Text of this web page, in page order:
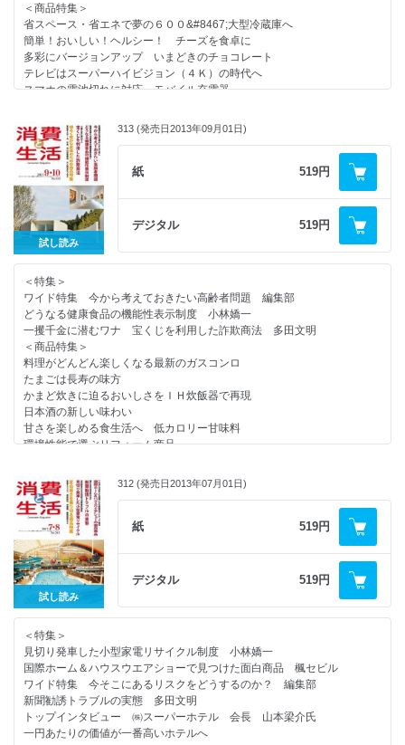
心理学の西田教授が講演／消費者志向経営トップセミナー／
＜話題＞
日本の伝統を次の代へ語り継いでいく鏡餅
住宅めぐり エネルギーの自給自足がうれしい住宅（セキスイハイム）
住宅塗装から飛躍するＧＡＩＮＡ 日進産業・石子社長インタビュー
ミセスのＣＡＲ研究 自動車事故ゼロを目指して （富士重工業）
消費者関連２０１４カレンダー
ｃｉｎｅｍａ １月・２月公開の作品
ＢＯＯＫＳＴＡＬＬ
処分業者の手口を知る
読者の広場
羅針盤・編集後記
＜商品特集＞
省スペース・省エネで夢の６００&#8467;大型冷蔵庫へ
簡単！おいしい！ヘルシー！ チーズを食卓に
多彩にバージョンアップ いまどきのチョコレート
テレビはスーパーハイビジョン（４Ｋ）の時代へ
スマホの電池切れに対応 モバイル充電器
＜連載＞
やぶにらみ社会学 １９２ 移民を追う 足立則夫
コンシューマー・アイ 風 清水貴子
消費者問題なう 税込ＶＳ税抜 猪瀬聖
New York Now ⑪ 母への思いから生まれた“リトル・フリー・ライブラ
リー” 楓セビル
消費者センターめぐり １７４ 裾野市消費生活センター
＜知っ得情報＞ 第４回 ＩＳＯってなに？
＜消費者情報＞
日本消費者教育学会全国大会／第三次消費者委員会がスタート／消費者か
ら見た情報展／
医薬品のネット販売ルール取りまとめ／来年四月に消費税8％へ／
コインパーキングのトラブル増加／日弁連が消費者教育のシンポジウム
／
＜話題＞
コンシューマーアングル 食品リコールの現状
住宅めぐり ＷＥＢサイトで住まいをサポート（住友林業）
ミセスのＣＡＲ研究 ユーザー待望のハイブリッド車（トヨタ）
だしを効かせておいしく減塩 リケン「素材力だし」シリーズ（理研ビタ
ミン）
電気メーターは正しく動いているの？ （日本電気計器検定所）
トクホの実績を活かし高齢者の健康維持に貢献（エル・スマイル）
１０月スタート 郵便局のみまもりサービス（日本郵便）
家族の安全保護に是非備えたい商品（ミドリ安全）
正しく使って安心・安全・快適なガス・石油暖房機（日本ガス石油機器工
業会）
暮らしの商品情報 ハンドエステ／ミルク味のスプレッド 他
ｃｉｎｅｍａ １１月１２月公開の作品
ＢＯＯＫＳＴＡＬＬ
処分業者の手口を知る
読者の広場
羅針盤・編集後記
試し読み
313 (発売日2013年09月01日)
紙 519円
デジタル 519円
＜特集＞
ワイド特集 今から考えておきたい高齢者問題 編集部
どうなる健康食品の機能性表示制度 小林嬌一
一攫千金に潜むワナ 宝くじを利用した詐欺商法 多田文明
＜商品特集＞
料理がどんどん楽しくなる最新のガスコンロ
たまごは長寿の味方
かまど炊きに迫るおいしさをＩＨ炊飯器で再現
日本酒の新しい味わい
甘さを楽しめる食生活へ 低カロリー甘味料
環境性能で選ぶリフォーム商品
やぶにらみ社会学 １９１ アイスの法則 足立則夫
コンシューマー・アイ お気に入りのスーパー 釜江和美
消費者問題なう ダークツーリズム 猪瀬聖
New York Now ⑩ 自分の目、他人の目“スケッチ”から学ぶ本当の自
分 楓セビル
消費者センターめぐり １７３ 久慈市消費生活センター
リサイクルの現場 第８回 壁紙もリサイクルへ（塩ビ工業・環境協
会）
＜知っ得情報＞ 第３回 ＩＳＯってなに？
スーパーホテル東京駅八重洲中央口オープン／消費者安全調査委が初の評
価書／
ＰＬオンブズ会議報告会／美白化粧品で肌が白くまだらに／社会保障制度
改革国民会議が最終報告／
東京都講座で伊藤元重教授が講演／優れた消費者教材に表彰状／
＜話題＞
住宅めぐり 在宅ワーク空間「ミニラボ」を提案（ミサワホーム）
試し読み
312 (発売日2013年07月01日)
紙 519円
デジタル 519円
＜特集＞
見切り発車した小型家電リサイクル制度 小林嬌一
国際ホーム＆ハウスウエアショーで見つけた面白商品 楓セビル
ワイド特集 今そこにあるリスクをどうするのか？ 編集部
新聞勧誘トラブルの実態 多田文明
トップインタビュー ㈱スーパーホテル 会長 山本梁介氏
一円あたりの価値が一番高いホテルへ